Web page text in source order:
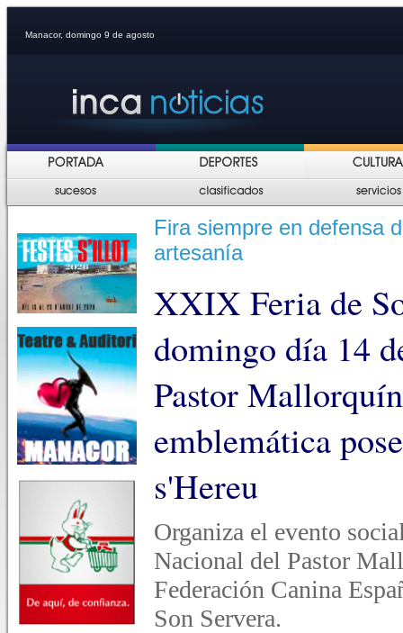
Manacor, domingo 9 de agosto
Fira siempre en defensa
artesanía
XXIX Feria de
domingo día 14
Pastor
emblemática
s'Hereu
Organiza el evento
Nacional del Pastor
Federación Canina
Son Servera.